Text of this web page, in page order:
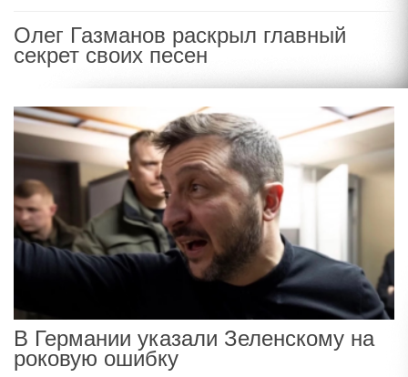
Олег Газманов раскрыл главный
секрет своих песен
В Германии указали Зеленскому на
роковую ошибку